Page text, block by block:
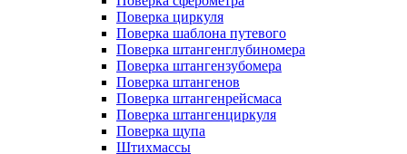
Поверка циркуля
Поверка шаблона путевого
Поверка штангенглубиномера
Поверка штангензубомера
Поверка штангенов
Поверка штангенрейсмаса
Поверка штангенциркуля
Поверка щупа
Штихмассы